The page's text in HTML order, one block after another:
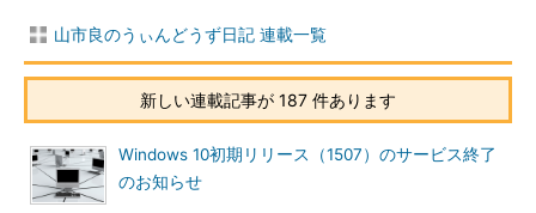
山市良のうぃんどうず日記 連載一覧
新しい連載記事が 187 件あります
Windows 10初期リリース（1507）のサービス終了
のお知らせ